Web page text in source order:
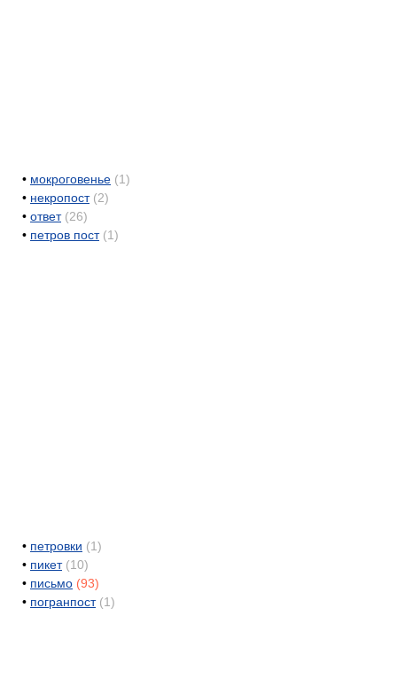
• мокроговенье (1)
• некропост (2)
• ответ (26)
• петров пост (1)
• петровки (1)
• пикет (10)
• письмо (93)
• погранпост (1)